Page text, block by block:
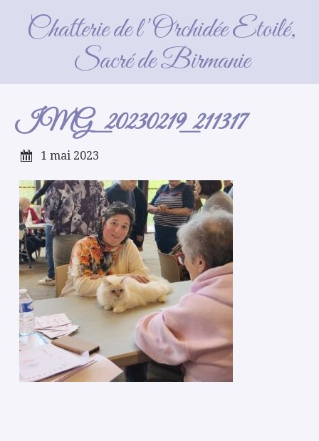
Chatterie de l'Orchidée Etoilé,
Sacré de Birmanie
IMG_20230219_211317
IMG_20230219_211317
1 mai 2023